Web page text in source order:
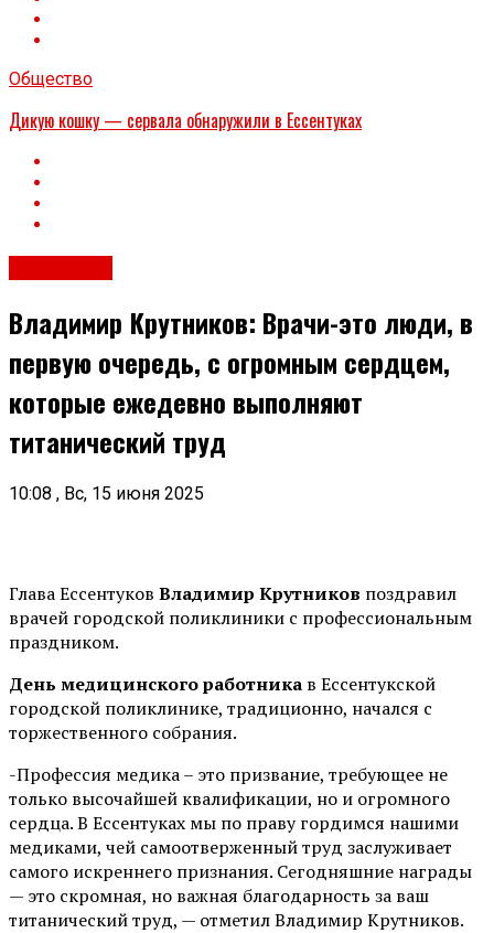
Общество
Дикую кошку — сервала обнаружили в Ессентуках
Владимир Крутников: Врачи-это люди, в
первую очередь, с огромным сердцем,
которые ежедевно выполняют
титанический труд
10:08 , Вс, 15 июня 2025
Глава Ессентуков Владимир Крутников поздравил
врачей городской поликлиники с профессиональным
праздником.
День медицинского работника в Ессентукской
городской поликлинике, традиционно, начался с
торжественного собрания.
-Профессия медика – это призвание, требующее не
только высочайшей квалификации, но и огромного
сердца. В Ессентуках мы по праву гордимся нашими
медиками, чей самоотверженный труд заслуживает
самого искреннего признания. Сегодняшние награды
— это скромная, но важная благодарность за ваш
титанический труд, — отметил Владимир Крутников.